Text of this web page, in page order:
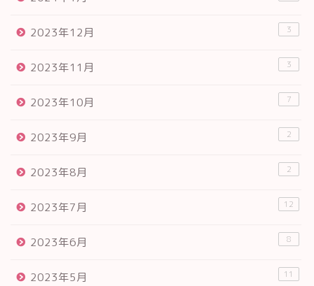
2023年12月 3
2023年11月 3
2023年10月 7
2023年9月 2
2023年8月 2
2023年7月 12
2023年6月 8
2023年5月 11